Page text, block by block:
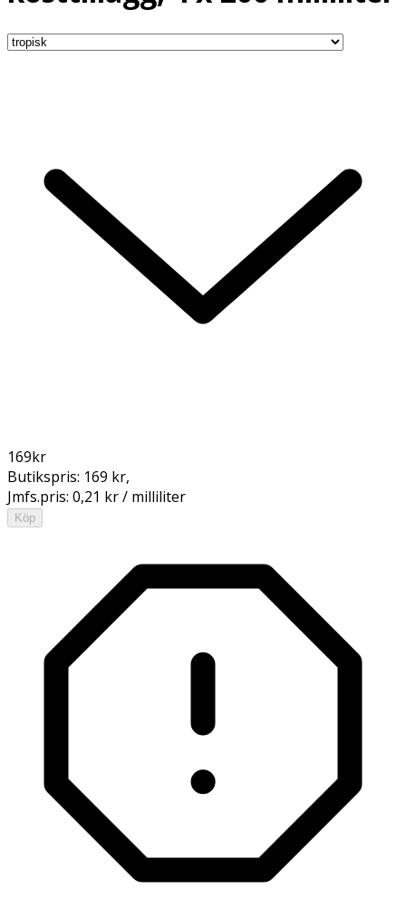
169kr
Butikspris: 169 kr,
Jmfs.pris: 0,21 kr / milliliter
Köp